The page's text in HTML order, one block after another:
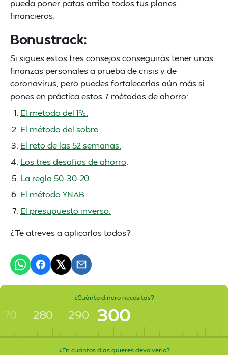
pueda poner patas arriba todos tus planes
financieros.
Bonustrack:
Si sigues estos tres consejos conseguirás tener unas
finanzas personales a prueba de crisis y de
coronavirus, pero puedes fortalecerlas aún más si
pones en práctica estos 7 métodos de ahorro:
El método del 1%.
El método del sobre.
El reto de las 52 semanas.
Los tres desafíos de ahorro
La regla 50-30-20.
El método YNAB.
El presupuesto inverso.
¿Te atreves a aplicarlos todos?
¿Cuánto dinero necesitas?
280 290 300
¿En cuántos días quieres devolverlo?